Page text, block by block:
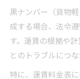
黒ナンバー（貨物
成する場合、法令
す。運賃の根拠や
とのトラブルにつ
特に、運賃料金表